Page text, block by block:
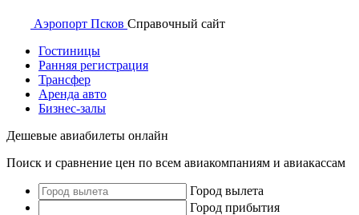
Аэропорт Псков Справочный сайт
Гостиницы
Ранняя регистрация
Трансфер
Аренда авто
Бизнес-залы
Дешевые авиабилеты онлайн
Поиск и сравнение цен по всем авиакомпаниям и авиакассам
Город вылета
Город прибытия